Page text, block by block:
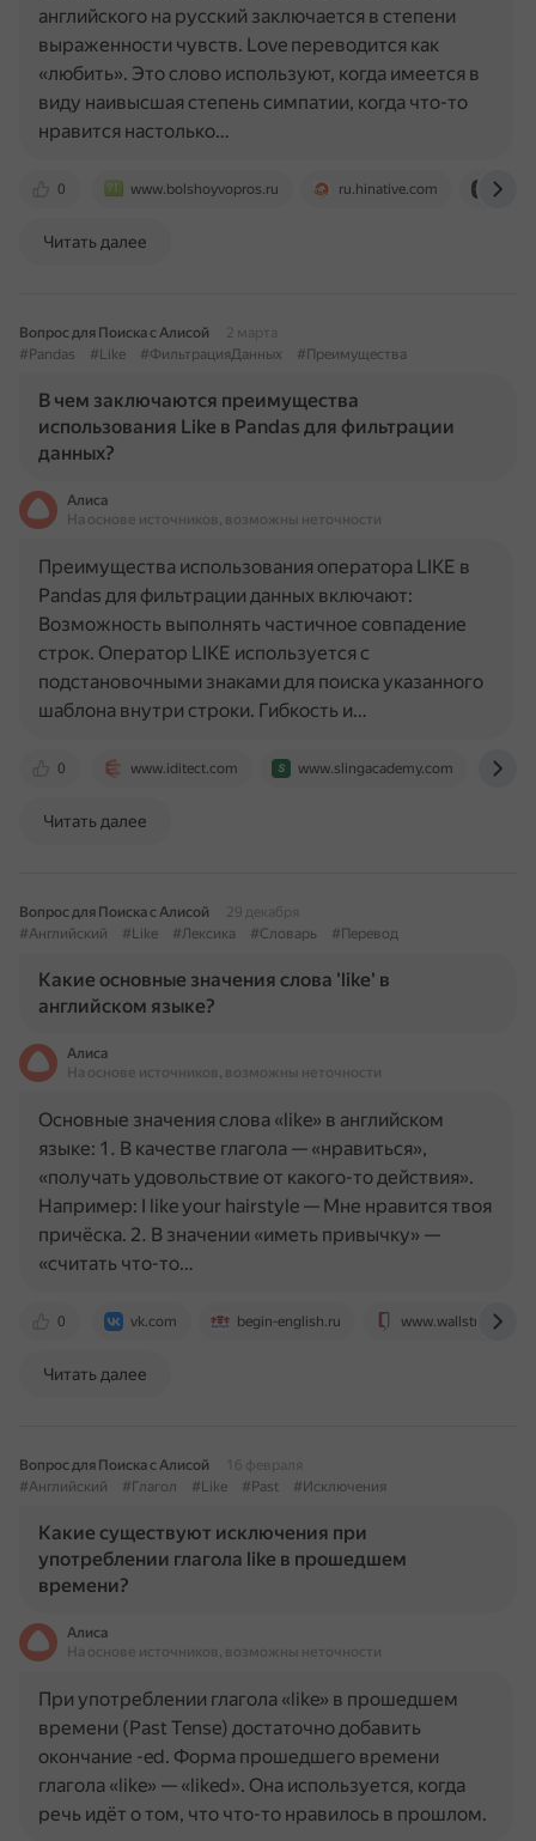
0 www.bolshoyvopros.ru ru.hinative.com
английского на русский заключается в степени
выраженности чувств. Love переводится как
«любить». Это слово используют, когда имеется в
виду наивысшая степень симпатии, когда что-то
нравится настолько…
Читать далее
Вопрос для Поиска с Алисой
2 марта
#Pandas
#Like #ФильтрацияДанных #Преимущества
В чем заключаются преимущества
использования Like в Pandas для фильтрации
данных?
Алиса
На основе источников, возможны неточности
0 www.iditect.com www.slingacademy.com
Преимущества использования оператора LIKE в
Pandas для фильтрации данных включают:
Возможность выполнять частичное совпадение
строк. Оператор LIKE используется с
подстановочными знаками для поиска указанного
шаблона внутри строки. Гибкость и…
Читать далее
Вопрос для Поиска с Алисой
29 декабря
#Английский
#Like #Лексика #Словарь #Перевод
Какие основные значения слова 'like' в
английском языке?
Алиса
На основе источников, возможны неточности
0 vk.com begin-english.ru
Основные значения слова «like» в английском
языке: 1. В качестве глагола — «нравиться»,
«получать удовольствие от какого-то действия».
Например: I like your hairstyle — Мне нравится твоя
причёска. 2. В значении «иметь привычку» —
«считать что-то…
Читать далее
Вопрос для Поиска с Алисой
16 февраля
#Английский
#Глагол #Like #Past #Исключения
Какие существуют исключения при
употреблении глагола like в прошедшем
времени?
Алиса
На основе источников, возможны неточности
При употреблении глагола «like» в прошедшем
времени (Past Tense) достаточно добавить
окончание -ed. Форма прошедшего времени
глагола «like» — «liked». Она используется, когда
речь идёт о том, что что-то нравилось в прошлом.